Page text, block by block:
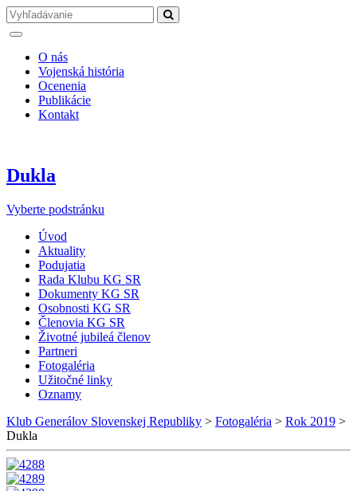
O nás
Vojenská história
Ocenenia
Publikácie
Kontakt
Dukla
Vyberte podstránku
Úvod
Aktuality
Podujatia
Rada Klubu KG SR
Dokumenty KG SR
Osobnosti KG SR
Členovia KG SR
Životné jubileá členov
Partneri
Fotogaléria
Užitočné linky
Oznamy
Klub Generálov Slovenskej Republiky > Fotogaléria > Rok 2019 >
Dukla